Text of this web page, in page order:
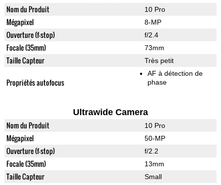
Nom du Produit 10 Pro
Mégapixel 8-MP
Ouverture (f-stop) f/2.4
Focale (35mm) 73mm
Taille Capteur Très petit
Propriétés autofocus
AF à détection de
phase
Ultrawide Camera
Nom du Produit 10 Pro
Mégapixel 50-MP
Ouverture (f-stop) f/2.2
Focale (35mm) 13mm
Taille Capteur Small